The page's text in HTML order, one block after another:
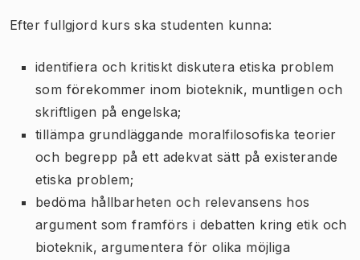
Efter fullgjord kurs ska studenten kunna:
identifiera och kritiskt diskutera etiska problem
som förekommer inom bioteknik, muntligen och
skriftligen på engelska;
tillämpa grundläggande moralfilosofiska teorier
och begrepp på ett adekvat sätt på existerande
etiska problem;
bedöma hållbarheten och relevansens hos
argument som framförs i debatten kring etik och
bioteknik, argumentera för olika möjliga